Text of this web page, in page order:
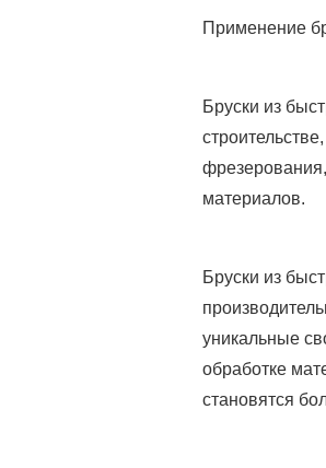
Применение
Бруски из
материалов.
Бруски из
уникальные
обработке
становятся